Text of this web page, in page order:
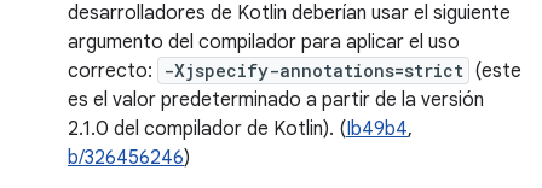
desarrolladores de Kotlin deberían usar el siguiente
argumento del compilador para aplicar el uso
correcto:
-Xjspecify-annotations=strict (este
es el valor predeterminado a partir de la versión
2.1.0 del compilador de Kotlin). (Ib49b4,
b/326456246)